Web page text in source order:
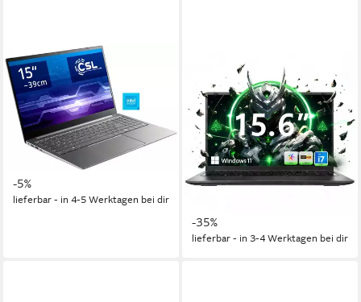
CSL
R'Evolve C15 v3 Notebook
15,6 Zoll Bildschirmdiagonale
Intel N-Reihe Prozessor
UHD Graphics Grafikkarte
454,00 € UVP
479,00 €
mtl. in 36 Raten
-5%
lieferbar - in 4-5 Werktagen bei dir
15,6 Zoll Aufrüstbarer Laptop
Intel Core i7 WiFi 6 USB-C
Windows 11 Notebook
15.6 Zoll Bildschirmdiagonale
8 GB Arbeitsspeicher
512 GB Speicherkapazität
ab 539,99 € UVP829,99 €
-35%
lieferbar - in 3-4 Werktagen bei dir